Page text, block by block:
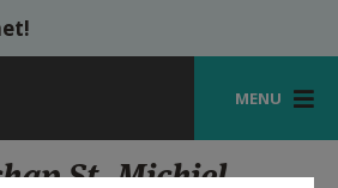
gaan
MENU
St. Michiel,